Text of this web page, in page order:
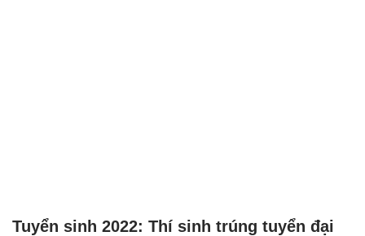
Tuyển sinh 2022: Thí sinh trúng tuyển đại